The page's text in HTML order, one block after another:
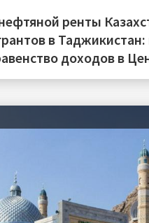
ренты
в Таджикистан:
доходов в